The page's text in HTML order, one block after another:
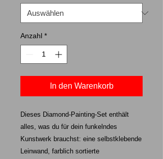
Anzahl *
In den Warenkorb
Dieses Diamond-Painting-Set enthält
alles, was du für dein funkelndes
Kunstwerk brauchst: eine selbstklebende
Leinwand, farblich sortierte